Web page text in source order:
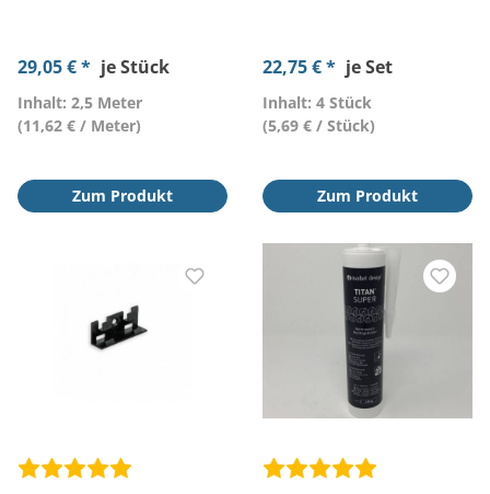
29,05 € * je Stück
Inhalt: 2,5 Meter
(11,62 € / Meter)
Zum Produkt
22,75 € * je Set
Inhalt: 4 Stück
(5,69 € / Stück)
Zum Produkt